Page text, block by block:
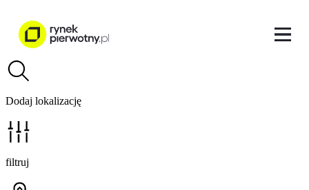
Dodaj lokalizację
filtruj